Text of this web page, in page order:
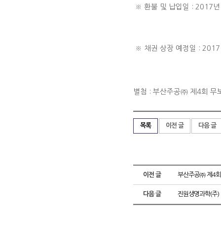
※ 환불 및 납입일 : 2017
※ 채권 상장 예정일 :
별첨 : 부산주공㈜ 제4회 무
목록 이전 글 다음 글
이전 글 부산주공㈜ 제4
다음 글 진원생명과학(주)